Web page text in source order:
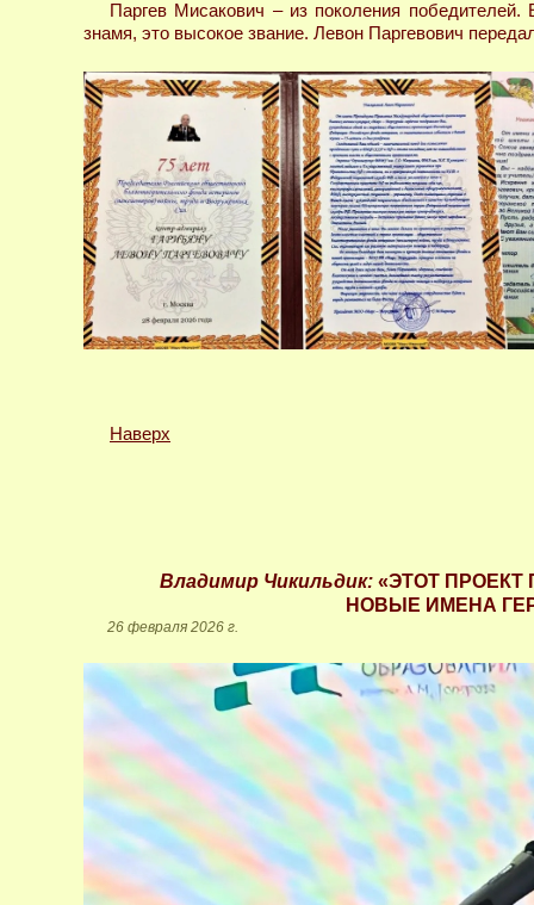
Паргев Мисакович – из поколения
знамя, это высокое звание. Левон Паргевович
Наверх
Владимир Чикильдик:«ЭТОТ
НОВЫЕ ИМЕНА
26 февраля 2026 г.